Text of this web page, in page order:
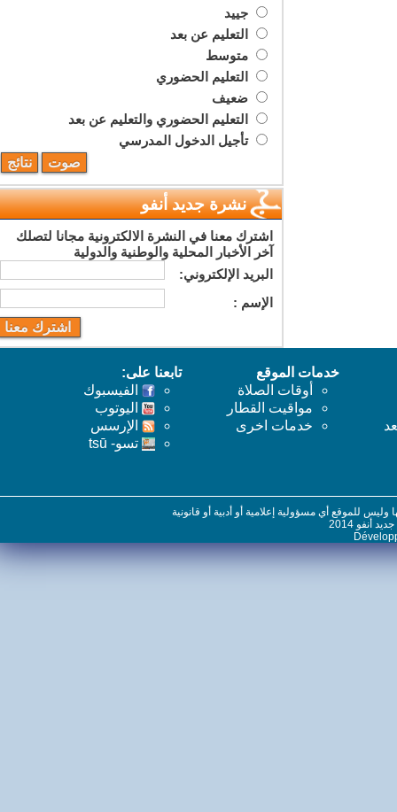
جييد
التعليم عن بعد
متوسط
التعليم الحضوري
ضعيف
التعليم الحضوري والتعليم عن بعد
تأجيل الدخول المدرسي
نشرة جديد أنفو
اشترك معنا في النشرة الالكترونية مجانا لتصلك
آخر الأخبار المحلية والوطنية والدولية
البريد اﻹلكتروني:
اﻹسم :
خدمات الموقع
أوقات الصلاة
مواقيت القطار
خدمات اخرى
تابعنا على:
الفيسبوك
اليوتوب
اﻹرسس
تسو- tsū
للموقع أي مسؤولية إعلامية أو أدبية أو قانونية
2014